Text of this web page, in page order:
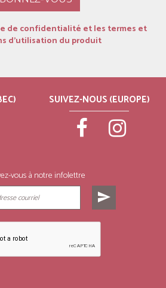
de confidentialité et les termes et
d’utilisation du produit
SUIVEZ-NOUS (EUROPE)
vous à notre infolettre
send